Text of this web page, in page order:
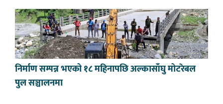
निर्माण सम्पन्न भएको १८ महिनापछि अल्कासाँघु मोटरेबल
पुल सञ्चालनमा